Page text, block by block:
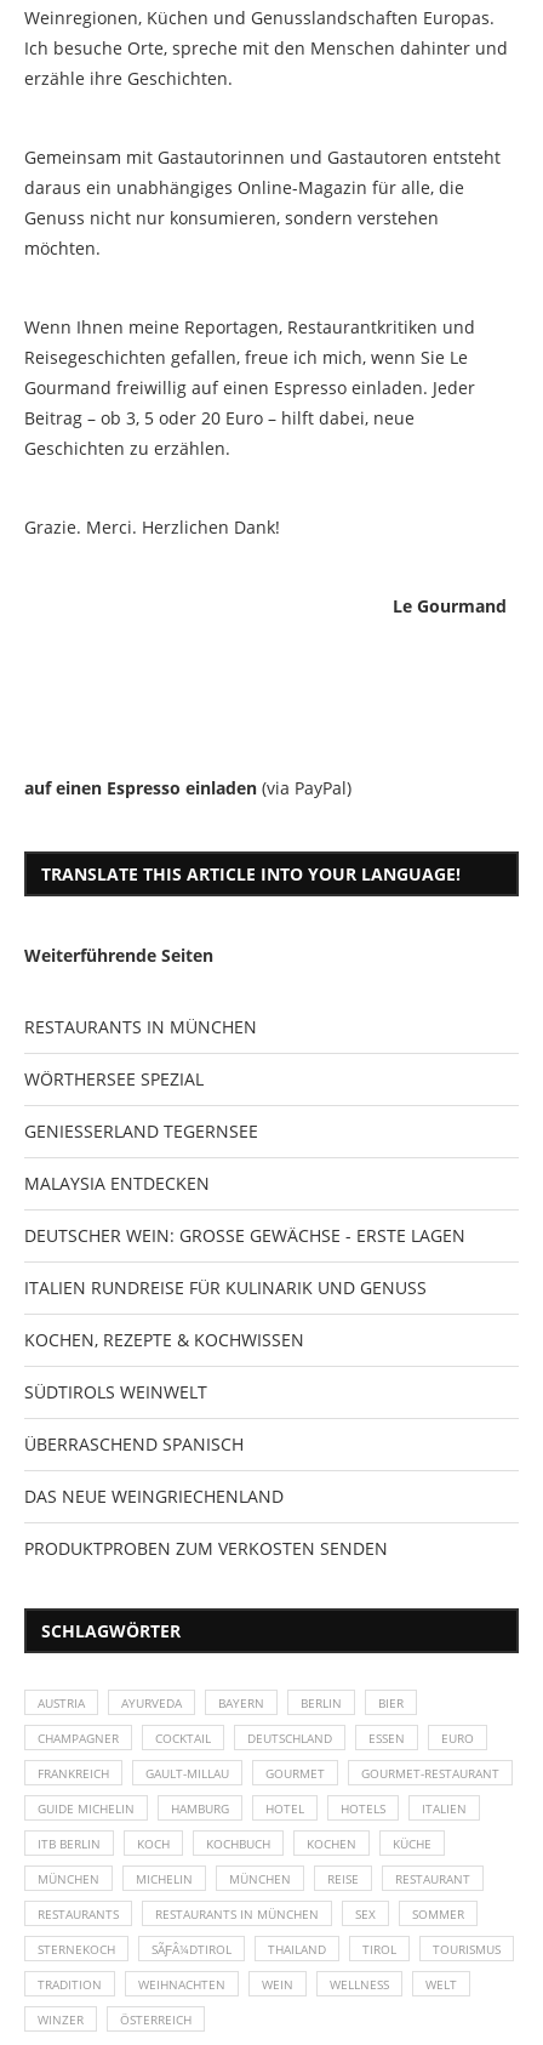
Weinregionen, Küchen und Genusslandschaften Europas.
Ich besuche Orte, spreche mit den Menschen dahinter und
erzähle ihre Geschichten.
Gemeinsam mit Gastautorinnen und Gastautoren entsteht
daraus ein unabhängiges Online-Magazin für alle, die
Genuss nicht nur konsumieren, sondern verstehen
möchten.
Wenn Ihnen meine Reportagen, Restaurantkritiken und
Reisegeschichten gefallen, freue ich mich, wenn Sie Le
Gourmand freiwillig auf einen Espresso einladen. Jeder
Beitrag – ob 3, 5 oder 20 Euro – hilft dabei, neue
Geschichten zu erzählen.
Grazie. Merci. Herzlichen Dank!
Le Gourmand
auf einen Espresso einladen (via PayPal)
TRANSLATE THIS ARTICLE INTO YOUR LANGUAGE!
Weiterführende Seiten
RESTAURANTS IN MÜNCHEN
WÖRTHERSEE SPEZIAL
GENIESSERLAND TEGERNSEE
MALAYSIA ENTDECKEN
DEUTSCHER WEIN: GROSSE GEWÄCHSE - ERSTE LAGEN
ITALIEN RUNDREISE FÜR KULINARIK UND GENUSS
KOCHEN, REZEPTE & KOCHWISSEN
SÜDTIROLS WEINWELT
ÜBERRASCHEND SPANISCH
DAS NEUE WEINGRIECHENLAND
PRODUKTPROBEN ZUM VERKOSTEN SENDEN
SCHLAGWÖRTER
AUSTRIA AYURVEDA BAYERN BERLIN BIER
CHAMPAGNER COCKTAIL DEUTSCHLAND ESSEN EURO
FRANKREICH GAULT-MILLAU GOURMET GOURMET-RESTAURANT
GUIDE MICHELIN HAMBURG HOTEL HOTELS ITALIEN
ITB BERLIN KOCH KOCHBUCH KOCHEN KÜCHE
MÜNCHEN MICHELIN MÜNCHEN REISE RESTAURANT
RESTAURANTS RESTAURANTS IN MÜNCHEN SEX SOMMER
STERNEKOCH SÃƑÂ¼DTIROL THAILAND TIROL TOURISMUS
TRADITION WEIHNACHTEN WEIN WELLNESS WELT
WINZER ÖSTERREICH